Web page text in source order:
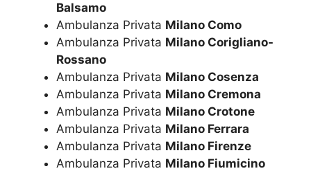
Balsamo
Ambulanza Privata Milano Como
Ambulanza Privata Milano Corigliano-
Rossano
Ambulanza Privata Milano Cosenza
Ambulanza Privata Milano Cremona
Ambulanza Privata Milano Crotone
Ambulanza Privata Milano Ferrara
Ambulanza Privata Milano Firenze
Ambulanza Privata Milano Fiumicino